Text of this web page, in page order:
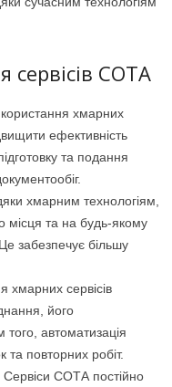
сервісів СОТА
хмарних
ефективність
та подання
хмарним технологіям,
місця та на будь-якому
забезпечує більшу
хмарних сервісів
його
автоматизація
та повторних робіт.
Сервіси СОТА постійно